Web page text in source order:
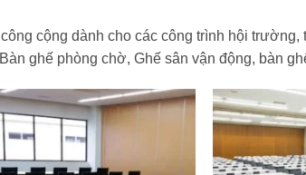
cộng dành cho các công trình hội
ghế phòng chờ, Ghế sân vận động, bàn